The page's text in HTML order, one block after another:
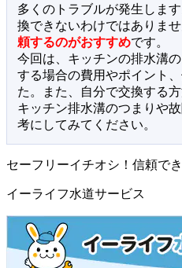
多くのトラブルが発生しま
換できないわけではありませ
頼するのがおすすめです。
今回は、キッチンの排水溝
する場合の費用やポイント
た。また、自分で交換する
キッチン排水溝のつまりや
考にしてみてください。
セーフリーイチオシ！信頼で
イーライフ水道サービス